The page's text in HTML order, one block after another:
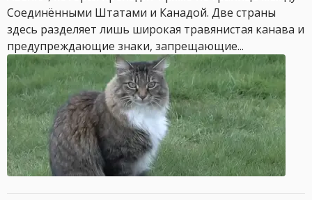
Соединёнными Штатами и Канадой. Две страны
здесь разделяет лишь широкая травянистая канава и
предупреждающие знаки, запрещающие...